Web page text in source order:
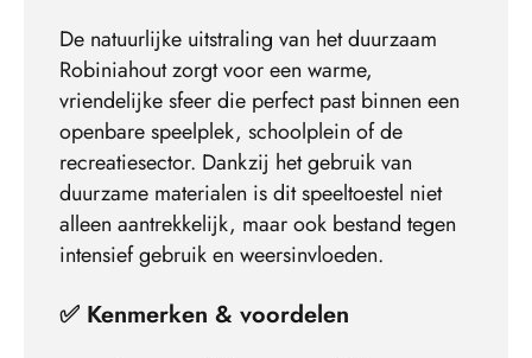
De natuurlijke uitstraling van het duurzaam
Robiniahout zorgt voor een warme,
vriendelijke sfeer die perfect past binnen een
openbare speelplek, schoolplein of de
recreatiesector. Dankzij het gebruik van
duurzame materialen is dit speeltoestel niet
alleen aantrekkelijk, maar ook bestand tegen
intensief gebruik en weersinvloeden.
✅ Kenmerken & voordelen